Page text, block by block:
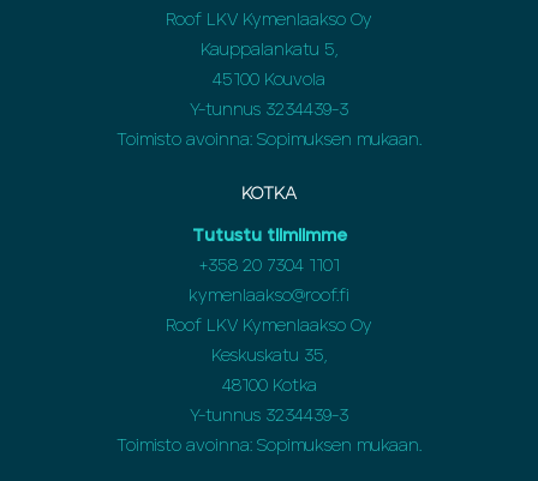
Roof LKV Kymenlaakso Oy
Kauppalankatu 5,
45100 Kouvola
Y-tunnus 3234439-3
Toimisto avoinna: Sopimuksen mukaan.
KOTKA
Tutustu tiimiimme
+358 20 7304 1101
kymenlaakso@roof.fi
Roof LKV Kymenlaakso Oy
Keskuskatu 35,
48100 Kotka
Y-tunnus 3234439-3
Toimisto avoinna: Sopimuksen mukaan.